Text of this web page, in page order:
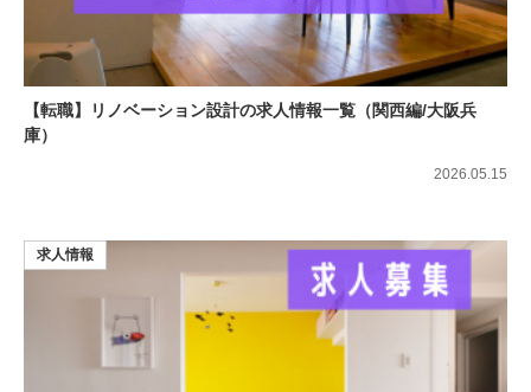
【転職】リノベーション設計の求人情報一覧（関西編/大阪兵
庫）
2026.05.15
求人情報